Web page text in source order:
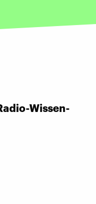
Wissen-